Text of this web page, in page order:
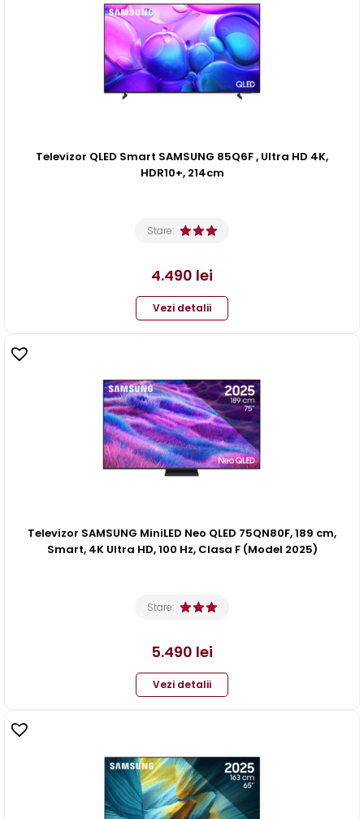
Televizor QLED Smart SAMSUNG 85Q6F , Ultra HD 4K,
HDR10+, 214cm
Stare:
4.490 lei
Vezi detalii
Televizor SAMSUNG MiniLED Neo QLED 75QN80F, 189 cm,
Smart, 4K Ultra HD, 100 Hz, Clasa F (Model 2025)
Stare:
5.490 lei
Vezi detalii